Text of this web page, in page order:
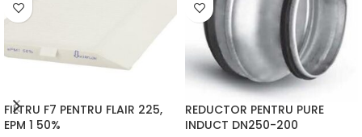
FILTRU F7 PENTRU FLAIR 225,
EPM 1 50%
REDUCTOR PENTRU PURE
INDUCT DN250-200